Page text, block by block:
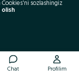
Chat Profilim
Cookies'ni sozlashingiz
olish